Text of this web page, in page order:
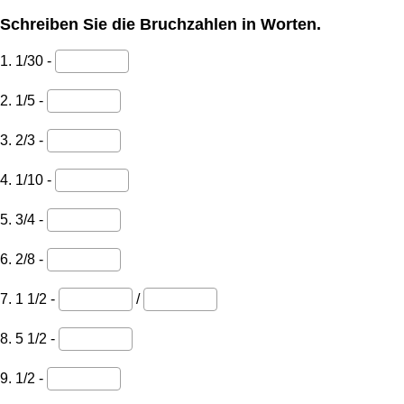
Schreiben Sie die Bruchzahlen in Worten.
1. 1/30 -
2. 1/5 -
3. 2/3 -
4. 1/10 -
5. 3/4 -
6. 2/8 -
7. 1 1/2 - /
8. 5 1/2 -
9. 1/2 -